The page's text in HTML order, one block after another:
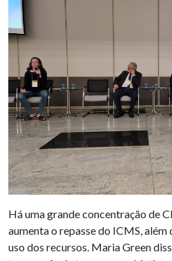
Há uma grande concentração de
aumenta o repasse do ICMS,
uso dos recursos. Maria Green